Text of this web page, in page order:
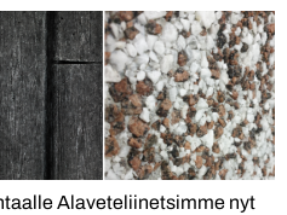
Alaveteliinetsimme nyt